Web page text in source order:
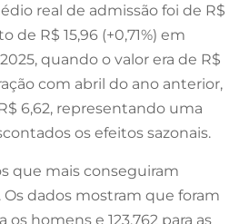
real de admissão foi de R$
de R$ 15,96 (+0,71%) em
quando o valor era de R$
com abril do ano anterior,
6,62, representando uma
os efeitos sazonais.
que mais conseguiram
dados mostram que foram
os homens e 123.762 para as